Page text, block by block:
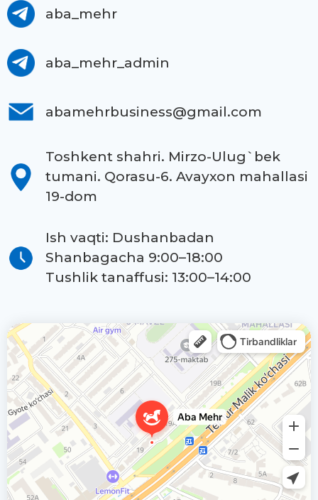
aba_mehr
aba_mehr_admin
abamehrbusiness@gmail.com
Toshkent shahri. Mirzo-Ulug`bek
tumani. Qorasu-6. Avayxon mahallasi
19-dom
Ish vaqti: Dushanbadan
Shanbagacha 9:00–18:00
Tushlik tanaffusi: 13:00–14:00